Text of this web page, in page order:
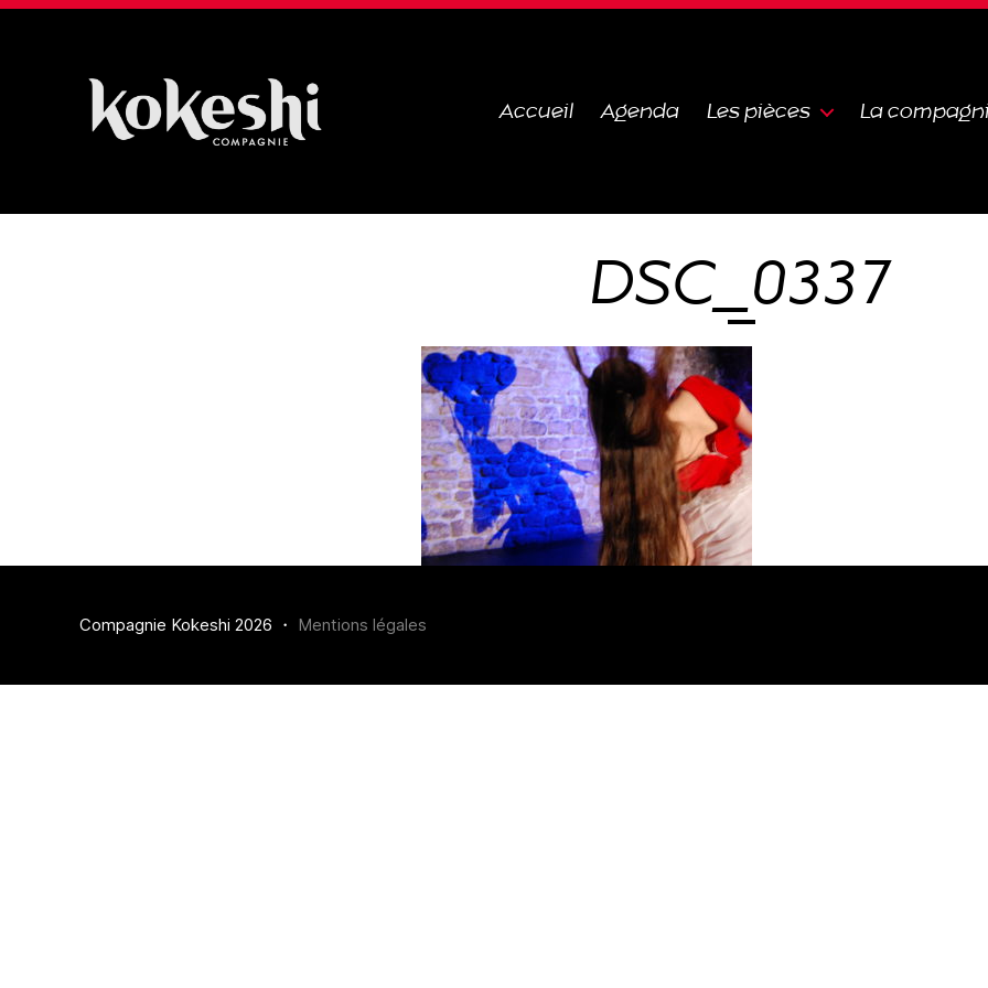
Accueil Agenda Les pièces La
DSC_0337
Compagnie Kokeshi 2026 ・ Mentions légales